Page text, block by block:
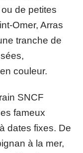
de petites
Omer, Arras
tranche de
couleur.
SNCF
fameux
dates fixes. De
à la mer,